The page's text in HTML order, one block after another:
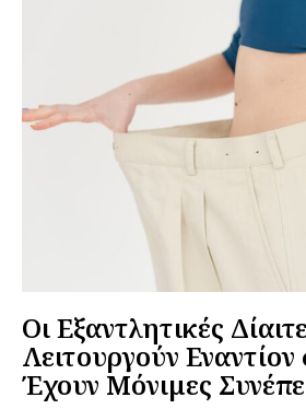
Εγγραφείτε
Daily Food
Ο λογαριασμός μου
Επικοινωνία
Οι Εξαντλητικές
Λειτουργούν
Έχουν Μόνιμες